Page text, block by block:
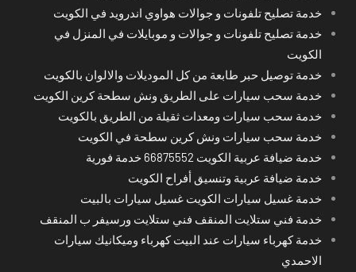
خدمة تصليح تلفونات و جوالات هواوي اندرويد في الكويت
خدمة تصليح تلفونات و جوالات و موبايلات في المنزل في
الكويت
خدمة توصيل حبر طابعة من كل الموديلات والالوان بالكويت
خدمة سحب سيارات على الطريق ونش سطحة كرين الكويت
خدمة سحب سيارات ومعدات ثقيلة من الطريق بالكويت
خدمة سحب سيارات ونش كرين سطحة في الكويت
خدمة ضيافة عربية الكويت 66875552 خدمة فورية
خدمة ضيافة عربية وتنسيق أفراح الكويت
خدمة غسيل سيارات الكويت غسيل سيارات بالبيت
خدمة فني ستلايت المنقف فني ستلايت ورسيفر ب المنقف
خدمة كهرباء سيارات عند البيت كهرباء وميكانيك سيارات
الاحمدي